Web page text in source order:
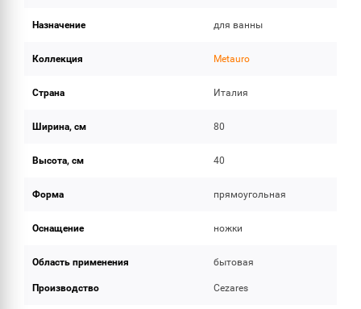
Назначение для ванны
Коллекция Metauro
Страна Италия
Ширина, см 80
Высота, см 40
Форма прямоугольная
Оснащение ножки
Область применения бытовая
Производство Cezares